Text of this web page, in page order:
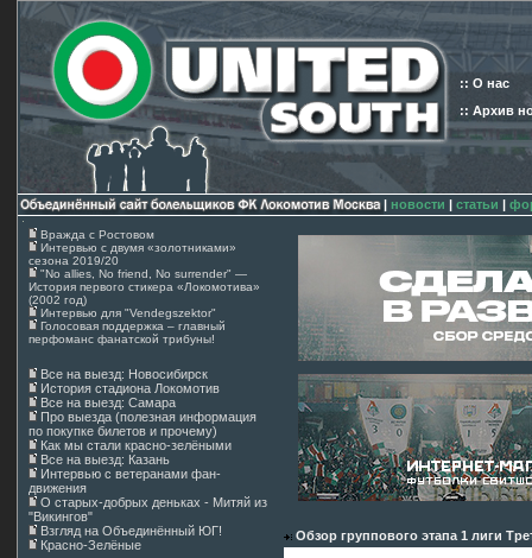
:: О нас
:: Архив
| новости | статьи |
Вражда с Ростовом
Интервью с двумя «золотниками»
сезона 2019/20
"No allies, No friend, No surrender" —
История первого стикера «Локомотива»
(2002 год)
Интервью для "Vendegszektor"
Голосовая поддержка – главный
перфоманс фанатской трибуны!
Все на выезд: Новосибирск
История стадиона Локомотив
Все на выезд: Самара
Про выезда (полезная информация
по покупке билетов и прочему)
Как мы стали красно-зелёными
Все на выезд: Казань
Интервью с ветеранами фан-
движения
О старых-добрых деньках - Митяй из
"Викингов"
Взгляд на Объединённый ЮГ!
Красно-Зелёные
Обзор группового этапа 1 лиги